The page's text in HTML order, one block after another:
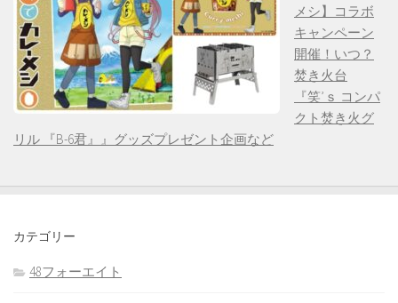
メシ】コラボ
キャンペーン
開催！いつ？
焚き火台
『笑’ｓ コンパ
クト焚き火グ
リル 『B-6君』』グッズプレゼント企画など
カテゴリー
48フォーエイト